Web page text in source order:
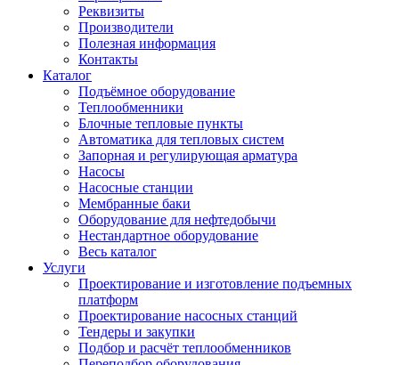
Реквизиты
Производители
Полезная информация
Контакты
Каталог
Подъёмное оборудование
Теплообменники
Блочные тепловые пункты
Автоматика для тепловых систем
Запорная и регулирующая арматура
Насосы
Насосные станции
Мембранные баки
Оборудование для нефтедобычи
Нестандартное оборудование
Весь каталог
Услуги
Проектирование и изготовление подъемных
платформ
Проектирование насосных станций
Тендеры и закупки
Подбор и расчёт теплообменников